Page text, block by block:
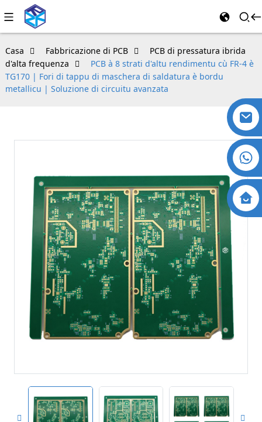
Casa Fabbricazione di PCB
PCB di pressatura ibrida
d'alta frequenza
PCB à 8 strati d'altu rendimentu cù FR-4 è
TG170 | Fori di tappu di maschera di saldatura è bordu
metallicu | Soluzione di circuitu avanzata